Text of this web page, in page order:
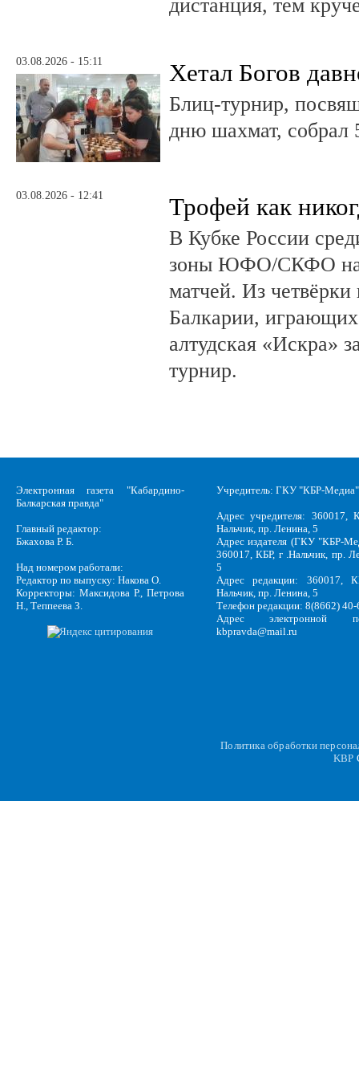
дистанция, тем
03.08.2026 - 15:11 Хетал Богов
Блиц-турнир,
дню шахмат, собрал
03.08.2026 - 12:41 Трофей как
В Кубке России
зоны ЮФО/СКФО
матчей. Из
Балкарии,
алтудская «Искра»
турнир.
Электронная газета "Кабардино-
Балкарская правда"
Главный редактор:
Бжахова Р. Б.
Над номером работали:
Редактор по выпуску: Накова О.
Корректоры: Максидова Р., Петрова
Н., Теппеева З.
Учредитель: ГКУ "КБР-Медиа"
Адрес учредителя: 360017,
Нальчик, пр. Ленина, 5
Адрес издателя (ГКУ "КБР-
360017, КБР, г .Нальчик, пр.
5
Адрес редакции: 360017,
Нальчик, пр. Ленина, 5
Телефон редакции: 8(8662)
Адрес электронной
kbpravda@mail.ru
Политика обработки
KBP